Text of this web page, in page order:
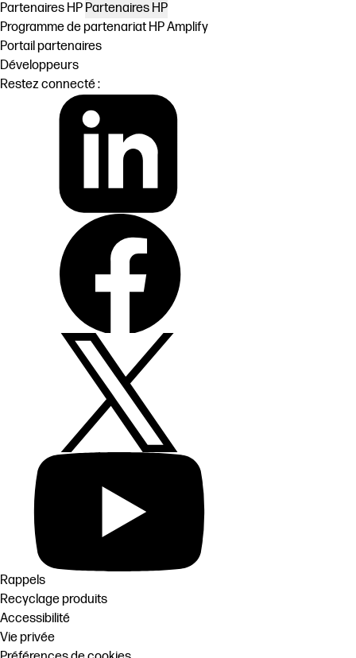
Partenaires HP Partenaires HP
Programme de partenariat HP Amplify
Portail partenaires
Développeurs
Restez connecté :
Rappels
Recyclage produits
Accessibilité
Vie privée